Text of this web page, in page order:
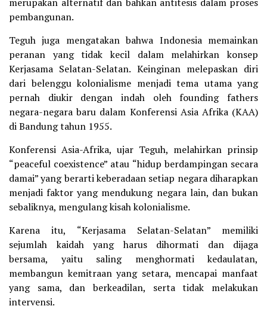
pembangunan.
Teguh juga mengatakan bahwa Indonesia memainkan
peranan yang tidak kecil dalam melahirkan konsep
Kerjasama Selatan-Selatan. Keinginan melepaskan diri
dari belenggu kolonialisme menjadi tema utama yang
pernah diukir dengan indah oleh founding fathers
negara-negara baru dalam Konferensi Asia Afrika (KAA)
di Bandung tahun 1955.
Konferensi Asia-Afrika, ujar Teguh, melahirkan prinsip
“peaceful coexistence” atau “hidup berdampingan secara
damai” yang berarti keberadaan setiap negara diharapkan
menjadi faktor yang mendukung negara lain, dan bukan
sebaliknya, mengulang kisah kolonialisme.
Karena itu, “Kerjasama Selatan-Selatan” memiliki
sejumlah kaidah yang harus dihormati dan dijaga
bersama, yaitu saling menghormati kedaulatan,
membangun kemitraan yang setara, mencapai manfaat
yang sama, dan berkeadilan, serta tidak melakukan
intervensi.